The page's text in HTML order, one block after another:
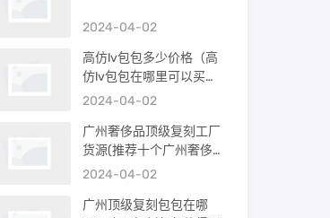
2024-04-02
高仿lv包包多少价格（高
仿lv包包在哪里可以买
到）
2024-04-02
广州奢侈品顶级复刻工厂
货源(推荐十个广州奢侈品
购买渠道)
2024-04-02
广州顶级复刻包包在哪